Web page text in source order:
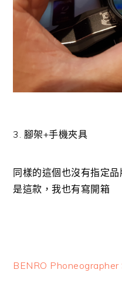
3. 腳架+手機夾具
同樣的這個也沒有指定
是這款，我也有寫開箱
BENRO Phoneographer